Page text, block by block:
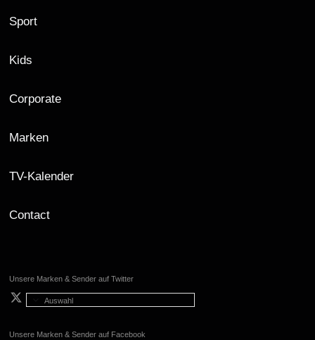
Sport
Kids
Corporate
Marken
TV-Kalender
Contact
Unsere Marken & Sender auf Twitter
Auswahl
Unsere Marken & Sender auf Facebook